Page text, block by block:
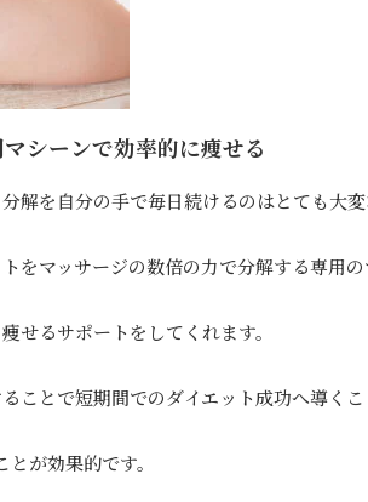
シーンで効率的に痩せる
解を自分の手で毎日続けるのはとても大変
をマッサージの数倍の力で分解する専用の
せるサポートをしてくれます。
ことで短期間でのダイエット成功へ導くこ
が効果的です。